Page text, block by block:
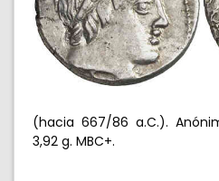
(hacia 667/86 a.C.).
3,92 g. MBC+.